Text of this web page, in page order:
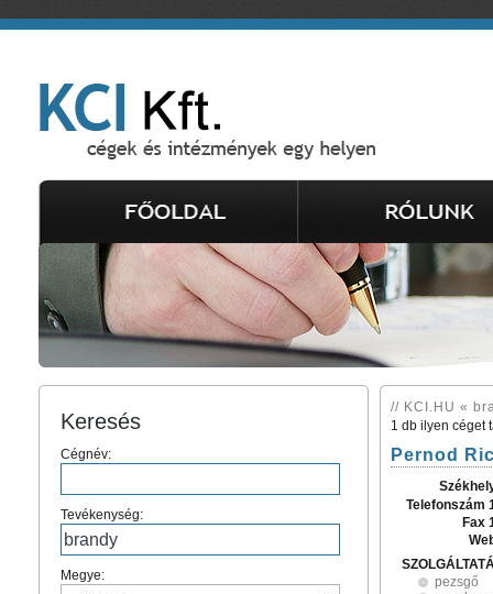
Keresés
Cégnév:
Tevékenység:
Megye:
// KCI.HU «
1 db ilyen céget
Pernod
Telefonszám
Fax
pezsgő